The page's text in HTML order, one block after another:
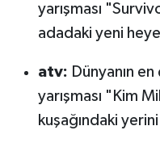
yarışması
adadaki yeni
atv: Dünyanın
yarışması "Kim
kuşağındaki yerini